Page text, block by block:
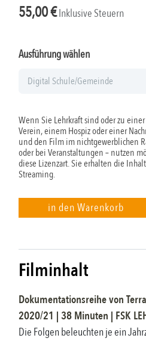
55,00€Inklusive Steuern
Ausführung wählen
Wenn Sie Lehrkraft sind oder zu
Verein, einem Hospiz oder einer
und den Film im nichtgewerblichen
oder bei Veranstaltungen – nutzen
diese Lizenzart. Sie erhalten die
Streaming.
in den Warenkorb
Filminhalt
Dokumentationsreihevon
2020/21 |38 Minuten | FSK
Die Folgen beleuchten je ein